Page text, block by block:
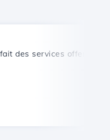
efficace.
services offerts par